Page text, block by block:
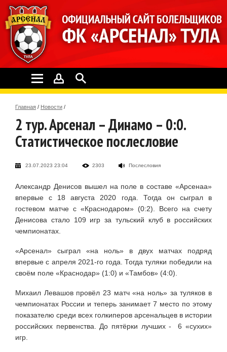
Главная / Новости /
2 тур. Арсенал – Динамо – 0:0.
Статистическое послесловие
23.07.2023 23:04 2303 Послесловия
Александр Денисов вышел на поле в составе «Арсенаа»
впервые с 18 августа 2020 года. Тогда он сыграл в
гостевом матче с «Краснодаром» (0:2). Всего на счету
Денисова стало 109 игр за тульский клуб в российских
чемпионатах.
«Арсенал» сыграл «на ноль» в двух матчах подряд
впервые с апреля 2021-го года. Тогда туляки победили на
своём поле «Краснодар» (1:0) и «Тамбов» (4:0).
Михаил Левашов провёл 23 матч «на ноль» за туляков в
чемпионатах России и теперь занимает 7 место по этому
показателю среди всех голкиперов арсенальцев в истории
российских первенства. До пятёрки лучших - 6 «сухих»
игр.